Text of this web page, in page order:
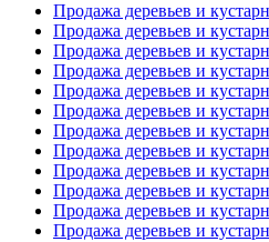
Продажа деревьев и
Продажа деревьев и
Продажа деревьев и
Продажа деревьев и
Продажа деревьев и
Продажа деревьев и
Продажа деревьев и
Продажа деревьев и
Продажа деревьев и
Продажа деревьев и
Продажа деревьев и
Продажа деревьев и